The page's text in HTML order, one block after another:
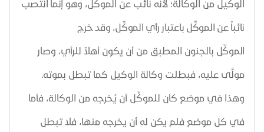
الوكيل من الوكالة؛ لأنه نائب عن الموكل، وهو إنما انتصب
نائباً عن الموكِّل باعتبار رأي الموكِّل، وقد خرج
الموكِّل بالجنون المطبق من أن يكون أهلاً للرأي، وصار
مولًّى عليه، فبطلت وكالة الوكيل كما تبطل بموته.
وهذا في موضع كان للموكِّل أن يُخرجه من الوكالة، فأما
في كل موضع فلم يكن له أن يخرجه منها، فلا تبطل